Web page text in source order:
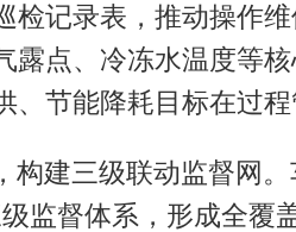
检记录表，推动操作
露点、冷冻水温度等
、节能降耗目标在过程
构建三级联动监督网
监督体系，形成全覆